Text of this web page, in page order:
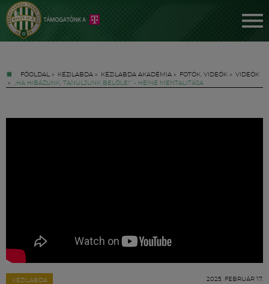
FŐOLDAL » KÉZILABDA » KÉZILABDA AKADÉMIA » FOTÓK, VIDEÓK » VIDEÓK
» „HA HIBÁZUNK, TANULJUNK BELŐLE!” - HEINE MENTALITÁSA
KÉZILABDA 2025. FEBRUÁR 17.
Hírek
Labdarúgás